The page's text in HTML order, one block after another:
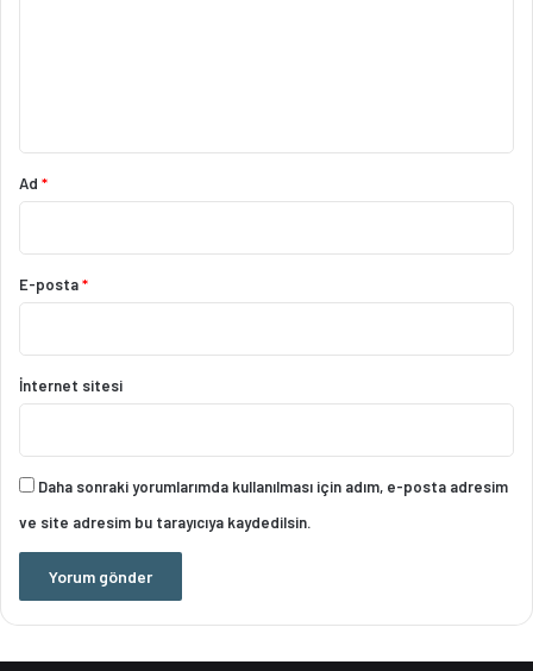
Ad *
E-posta*
İnternet sitesi
Daha sonraki yorumlarımda kullanılması için adım, e-posta adresim
ve site adresim bu tarayıcıya kaydedilsin.